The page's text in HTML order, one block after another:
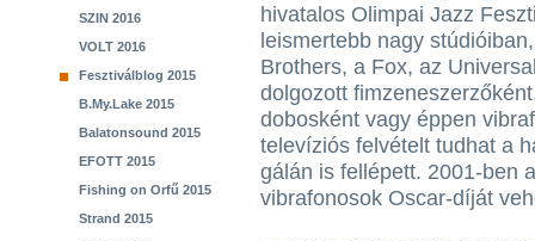
SZIN 2016
VOLT 2016
Fesztiválblog 2015
B.My.Lake 2015
Balatonsound 2015
EFOTT 2015
Fishing on Orfű 2015
Strand 2015
hivatalos Olimpai Jazz
leismertebb nagy
Brothers, a Fox, az
dolgozott
dobosként vagy éppen
televíziós felvételt tudhat a
gálán is fellépett. 2001-ben
vibrafonosok Oscar-díját